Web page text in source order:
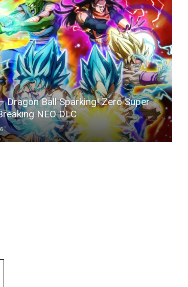
Dragon Ball Sparking! Zero Super
NEO DLC